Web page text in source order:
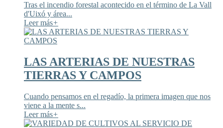
Tras el incendio forestal acontecido en el término de La Vall
d'Uixó y área...
Leer más+
LAS ARTERIAS DE NUESTRAS
TIERRAS Y CAMPOS
Cuando pensamos en el regadío, la primera imagen que nos
viene a la mente s...
Leer más+